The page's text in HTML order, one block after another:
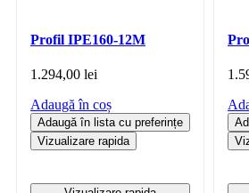
Profil IPE160-12M
1.294,00 lei
Adaugă în coș
Adaugă în lista cu preferințe
Vizualizare rapida